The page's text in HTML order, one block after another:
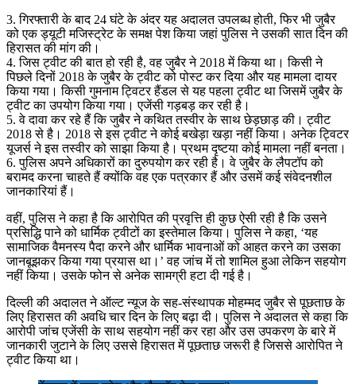
3. गिरफ्तारी के बाद 24 घंटे के अंदर यह अदालत उपलब्ध होती, फिर भी जुबैर
को एक ड्यूटी मजिस्ट्रेट के समक्ष पेश किया जहां पुलिस ने उसकी सात दिन की
हिरासत की मांग की।
4. जिस ट्वीट की बात हो रही है, वह जुबैर ने 2018 में किया था। किसी ने
पिछले दिनों 2018 के जुबैर के ट्वीट को पोस्ट कर दिया और यह मामला दायर
किया गया। किसी गुमनाम ट्विटर हैंडल से यह पहला ट्वीट था जिसमें जुबैर के
ट्वीट का उपयोग किया गया। एजेंसी गड़बड़ कर रही है।
5. वे दावा कर रहे हैं कि जुबैर ने कथित तस्वीर के साथ छेड़छाड़ की। ट्वीट
2018 से है। 2018 से इस ट्वीट ने कोई बखेड़ा खड़ा नहीं किया। अनेक ट्विटर
यूजर्स ने इस तस्वीर को साझा किया है। प्रथम दृष्टया कोई मामला नहीं बनता।
6. पुलिस अपने अधिकारों का दुरुपयोग कर रही है। वे जुबैर के लैपटॉप को
बरामद करना चाहते हैं क्योंकि वह एक पत्रकार हैं और उसमें कई संवेदनशील
जानकारियां हैं।
वहीं, पुलिस ने कहा है कि आरोपित की प्रवृत्ति ही कुछ ऐसी रही है कि उसने
प्रसिद्धि पाने को धार्मिक ट्वीटों का इस्तेमाल किया। पुलिस ने कहा, ‘यह
सामाजिक वैमनस्य पैदा करने और धार्मिक भावनाओं को आहत करने का उसका
जानबूझकर किया गया प्रयास था।’ वह जांच में तो शामिल हुआ लेकिन सहयोग
नहीं किया। उसके फोन से अनेक सामग्री हटा दी गई है।
दिल्ली की अदालत ने ऑल्ट न्यूज के सह-संस्थापक मोहम्मद जुबैर से पूछताछ के
लिए हिरासत की अवधि चार दिन के लिए बढ़ा दी। पुलिस ने अदालत से कहा कि
आरोपी जांच एजेंसी के साथ सहयोग नहीं कर रहा और उस उपकरण के बारे में
जानकारी जुटाने के लिए उससे हिरासत में पूछताछ जरूरी है जिससे आरोपित ने
ट्वीट किया था।